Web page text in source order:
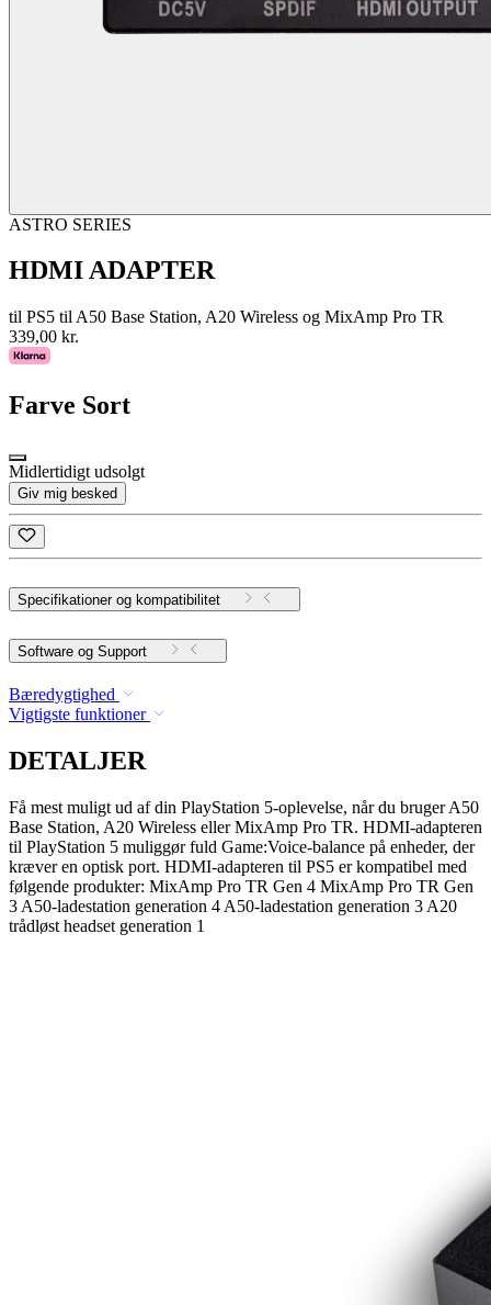
ASTRO SERIES
HDMI ADAPTER
til PS5 til A50 Base Station, A20 Wireless og MixAmp Pro TR
339,00 kr.
Farve Sort
Midlertidigt udsolgt
Giv mig besked
Specifikationer og kompatibilitet
Software og Support
Bæredygtighed
Vigtigste funktioner
DETALJER
Få mest muligt ud af din PlayStation 5-oplevelse, når du bruger A50
Base Station, A20 Wireless eller MixAmp Pro TR. HDMI-adapteren
til PlayStation 5 muliggør fuld Game:Voice-balance på enheder, der
kræver en optisk port. HDMI-adapteren til PS5 er kompatibel med
følgende produkter: MixAmp Pro TR Gen 4 MixAmp Pro TR Gen
3 A50-ladestation generation 4 A50-ladestation generation 3 A20
trådløst headset generation 1